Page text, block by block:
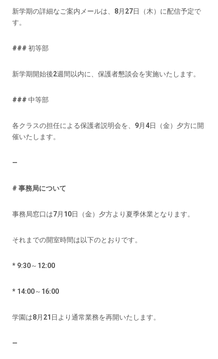
新学期の詳細なご案内メールは、8月27日（木）に配信予定で
す。
### 初等部
新学期開始後2週間以内に、保護者懇談会を実施いたします。
### 中等部
各クラスの担任による保護者説明会を、9月4日（金）夕方に開
催いたします。
—
# 事務局について
事務局窓口は7月10日（金）夕方より夏季休業となります。
それまでの開室時間は以下のとおりです。
* 9:30～12:00
* 14:00～16:00
学園は8月21日より通常業務を再開いたします。
—